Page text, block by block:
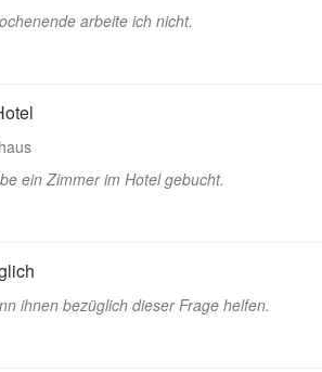
arbeite ich nicht.
ein Zimmer im Hotel gebucht.
ihnen bezüglich dieser Frage helfen.